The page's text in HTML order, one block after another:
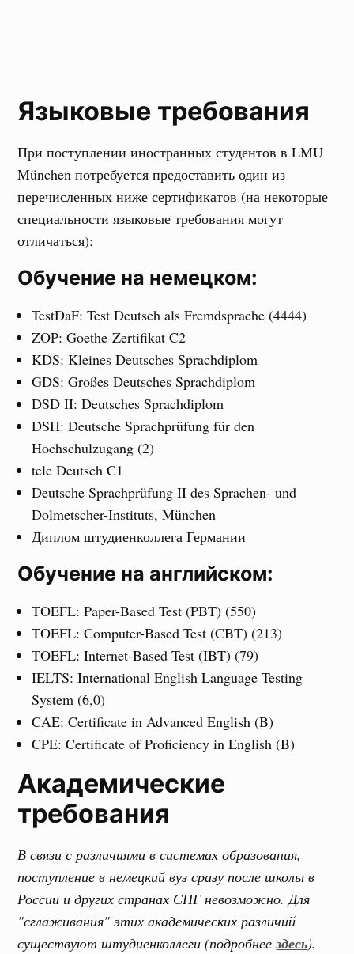
Языковые требования
При поступлении иностранных студентов в LMU
München потребуется предоставить один из
перечисленных ниже сертификатов (на некоторые
специальности языковые требования могут
отличаться):
Обучение на немецком:
TestDaF: Test Deutsch als Fremdsprache (4444)
ZOP: Goethe-Zertifikat C2
KDS: Kleines Deutsches Sprachdiplom
GDS: Großes Deutsches Sprachdiplom
DSD II: Deutsches Sprachdiplom
DSH: Deutsche Sprachprüfung für den
Hochschulzugang (2)
telc Deutsch C1
Deutsche Sprachprüfung II des Sprachen- und
Dolmetscher-Instituts, München
Диплом штудиенколлега Германии
Обучение на английском:
TOEFL: Paper-Based Test (PBT) (550)
TOEFL: Computer-Based Test (CBT) (213)
TOEFL: Internet-Based Test (IBT) (79)
IELTS: International English Language Testing
System (6,0)
CAE: Certificate in Advanced English (B)
CPE: Certificate of Proficiency in English (B)
Академические
требования
В связи с различиями в системах образования,
поступление в немецкий вуз сразу после школы в
России и других странах СНГ невозможно. Для
"сглаживания" этих академических различий
существуют штудиенколлеги (подробнеездесь).